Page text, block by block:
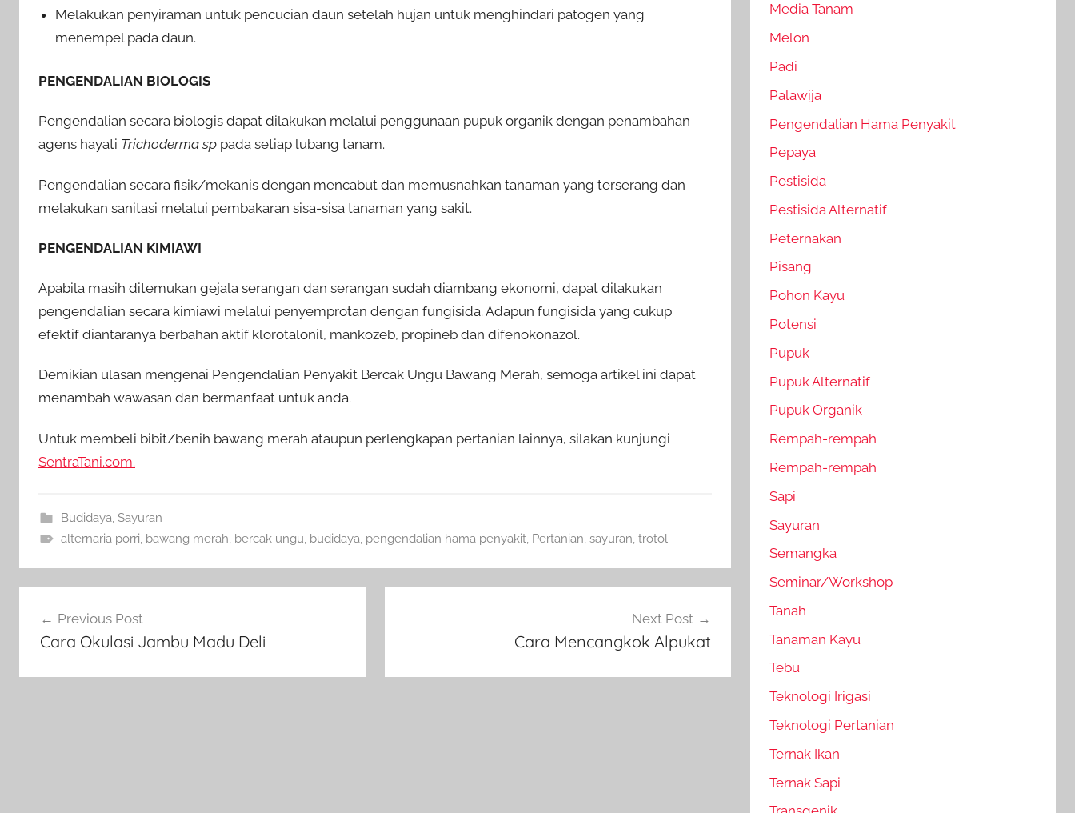
Melakukan penyiraman untuk pencucian daun setelah hujan untuk menghindari patogen yang
menempel pada daun.
PENGENDALIAN BIOLOGIS
Pengendalian secara biologis dapat dilakukan melalui penggunaan pupuk organik dengan penambahan
agens hayati Trichoderma sp pada setiap lubang tanam.
Pengendalian secara fisik/mekanis dengan mencabut dan memusnahkan tanaman yang terserang dan
melakukan sanitasi melalui pembakaran sisa-sisa tanaman yang sakit.
PENGENDALIAN KIMIAWI
Apabila masih ditemukan gejala serangan dan serangan sudah diambang ekonomi, dapat dilakukan
pengendalian secara kimiawi melalui penyemprotan dengan fungisida. Adapun fungisida yang cukup
efektif diantaranya berbahan aktif klorotalonil, mankozeb, propineb dan difenokonazol.
Demikian ulasan mengenai Pengendalian Penyakit Bercak Ungu Bawang Merah, semoga artikel ini dapat
menambah wawasan dan bermanfaat untuk anda.
Untuk membeli bibit/benih bawang merah ataupun perlengkapan pertanian lainnya, silakan kunjungi
SentraTani.com.
Budidaya, Sayuran
alternaria porri, bawang merah, bercak ungu, budidaya, pengendalian hama penyakit, Pertanian, sayuran, trotol
pos Previous Post
Cara Okulasi Jambu Madu Deli
Next Post
Cara Mencangkok Alpukat
Media Tanam
Melon
Padi
Palawija
Pengendalian Hama Penyakit
Pepaya
Pestisida
Pestisida Alternatif
Peternakan
Pisang
Pohon Kayu
Potensi
Pupuk
Pupuk Alternatif
Pupuk Organik
Rempah-rempah
Rempah-rempah
Sapi
Sayuran
Semangka
Seminar/Workshop
Tanah
Tanaman Kayu
Tebu
Teknologi Irigasi
Teknologi Pertanian
Ternak Ikan
Ternak Sapi